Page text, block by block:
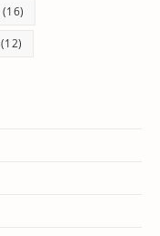
(16)
(12)